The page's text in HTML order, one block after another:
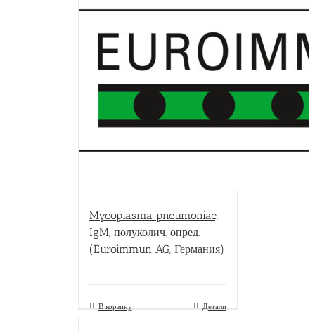
Mycoplasma pneumoniae,
IgM, полуколич. опред.
(Euroimmun AG, Германия)
В корзину Детали